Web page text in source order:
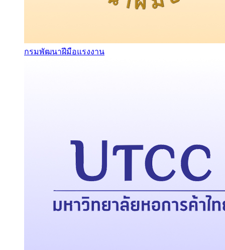
กรมพัฒนาฝีมือแรงงาน